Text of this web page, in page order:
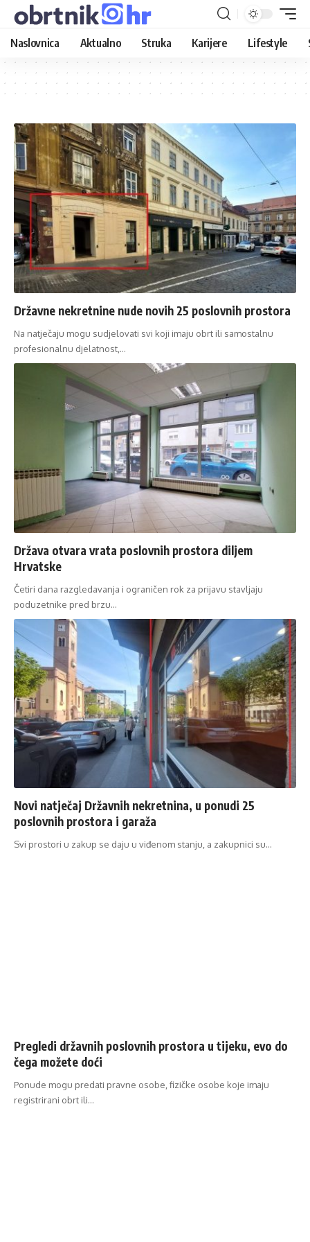
Naslovnica Aktualno Struka Karijere Lifestyle
Državne nekretnine nude novih 25 poslovnih prostora
Na natječaju mogu sudjelovati svi koji imaju obrt ili samostalnu
profesionalnu djelatnost,…
Država otvara vrata poslovnih prostora diljem
Hrvatske
Četiri dana razgledavanja i ograničen rok za prijavu stavljaju
poduzetnike pred brzu…
Novi natječaj Državnih nekretnina, u ponudi 25
poslovnih prostora i garaža
Svi prostori u zakup se daju u viđenom stanju, a zakupnici su…
Pregledi državnih poslovnih prostora u tijeku, evo do
čega možete doći
Ponude mogu predati pravne osobe, fizičke osobe koje imaju
registrirani obrt ili…